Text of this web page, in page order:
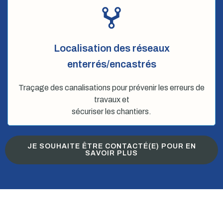
Localisation des réseaux
enterrés/encastrés
Traçage des canalisations pour prévenir les erreurs de
travaux et
sécuriser les chantiers.
JE SOUHAITE ÊTRE CONTACTÉ(E) POUR EN
SAVOIR PLUS